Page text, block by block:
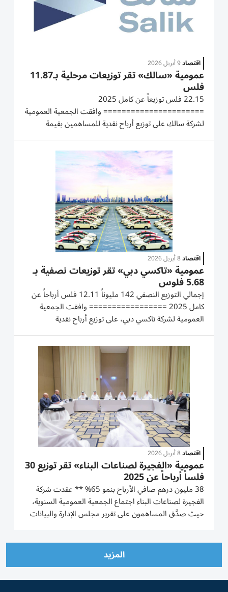
اقتصاد9 أبريل 2026
عمومية «سالك» تقر توزيعات مرحلية بـ11.87
فلس
22.15 فلس توزيعاً عن كامل 2025
====================== وافقت الجمعية العمومية
لشركة سالك على توزيع أرباح نقدية للمساهمين بقيمة
890.34 مليون درهم (ما يعادل 11.87 فلس/للسهم) عن
النصف الثاني من 2025. جاء ذلك، من خلال الموافقة على
فلس للسهم)، وكذلك تمت...
اقتصاد8 أبريل 2026
عمومية «تاكسي دبي» تقر توزيعات نصفية بـ
5.68 فلوس
إجمالي التوزيع النصفي 142 مليوناً 12.11 فلس أرباحاً عن
كامل 2025 ================= وافقت الجمعية
العمومية لشركة تاكسي دبي، على توزيع أرباح نقدية
للمساهمين بمقدار 5.68 فلس للسهم الواحد (ما يعادل
141.99 مليون درهم) عن النصف الثاني 2025. وسيكون
2026،...
اقتصاد8 أبريل 2026
عمومية «الفجيرة لصناعات البناء» تقر توزيع 30
فلساً أرباحاً عن 2025
38 مليون درهم صافي الأرباح بنمو 65% ** عقدت شركة
الفجيرة لصناعات البناء اجتماع الجمعية العمومية السنوية،
حيث صدَّق المساهمون على تقرير مجلس الإدارة والبيانات
المزيد